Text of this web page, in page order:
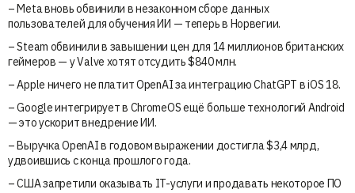
– Meta вновь обвинили в незаконном сборе данных
пользователей для обучения ИИ — теперь в Норвегии.
– Steam обвинили в завышении цен для 14 миллионов британских
геймеров — у Valve хотят отсудить $840 млн.
– Apple ничего не платит OpenAI за интеграцию ChatGPT в iOS 18.
– Google интегрирует в ChromeOS ещё больше технологий Android
— это ускорит внедрение ИИ.
– Выручка OpenAI в годовом выражении достигла $3,4 млрд,
удвоившись с конца прошлого года.
– США запретили оказывать IT-услуги и продавать некоторое ПО